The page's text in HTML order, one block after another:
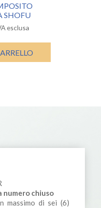
SHOFU
esclusa
numero chiuso
massimo di sei (6)